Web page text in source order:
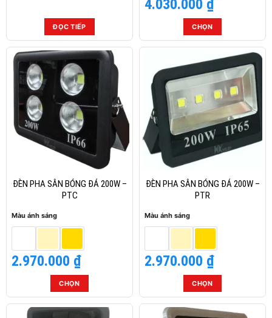
ĐỌC TIẾP
4.030.000 ₫
CHỌN
Sản
có
nhiều
biến
thể.
Các
tùy
chọn
thể
được
trang
phẩm
ĐÈN PHA SÂN BÓNG ĐÁ 200W –
PTC
Màu ánh sáng
2.970.000 ₫
CHỌN
Sản
phẩm
ĐÈN PHA SÂN BÓNG ĐÁ 200W –
PTR
Màu ánh sáng
2.970.000 ₫
CHỌN
Sản
phẩm